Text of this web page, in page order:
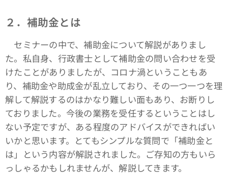
２．補助金とは
セミナーの中で、補助金について解説がありまし
た。私自身、行政書士として補助金の問い合わせを受
けたことがありましたが、コロナ渦ということもあ
り、補助金や助成金が乱立しており、その一つ一つを理
解して解説するのはかなり難しい面もあり、お断りし
ておりました。今後の業務を受任するということはし
ない予定ですが、ある程度のアドバイスができればい
いかと思います。とてもシンプルな質問で「補助金と
は」という内容が解説されました。ご存知の方もいら
っしゃるかもしれませんが、解説してきます。